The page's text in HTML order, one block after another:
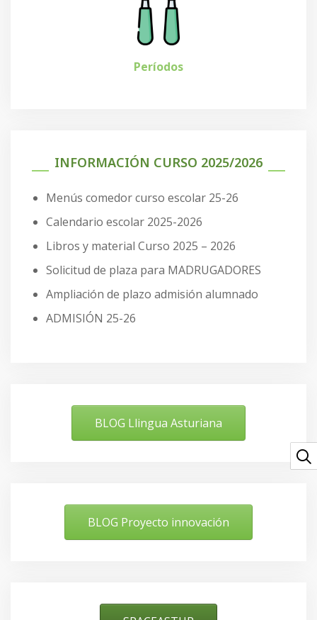
Períodos
INFORMACIÓN CURSO 2025/2026
Menús comedor curso escolar 25-26
Calendario escolar 2025-2026
Libros y material Curso 2025 – 2026
Solicitud de plaza para MADRUGADORES
Ampliación de plazo admisión alumnado
ADMISIÓN 25-26
BLOG Llingua Asturiana
BLOG Proyecto innovación